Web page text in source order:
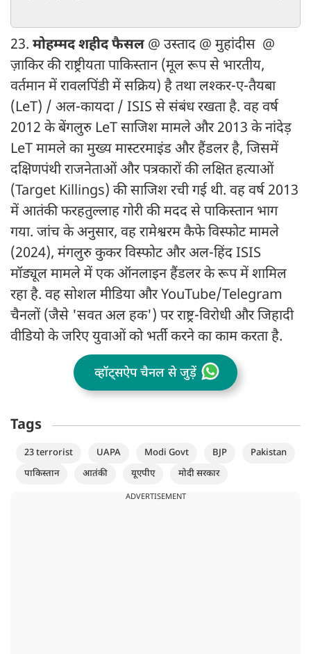
23. मोहम्मद शहीद फैसल @ उस्ताद @ मुहांदीस @
ज़ाकिर की राष्ट्रीयता पाकिस्तान (मूल रूप से भारतीय,
वर्तमान में रावलपिंडी में सक्रिय) है तथा लश्कर-ए-तैयबा
(LeT) / अल-कायदा / ISIS से संबंध रखता है. वह वर्ष
2012 के बेंगलुरु LeT साजिश मामले और 2013 के नांदेड़
LeT मामले का मुख्य मास्टरमाइंड और हैंडलर है, जिसमें
दक्षिणपंथी राजनेताओं और पत्रकारों की लक्षित हत्याओं
(Target Killings) की साजिश रची गई थी. वह वर्ष 2013
में आतंकी फरहतुल्लाह गोरी की मदद से पाकिस्तान भाग
गया. जांच के अनुसार, वह रामेश्वरम कैफे विस्फोट मामले
(2024), मंगलुरु कुकर विस्फोट और अल-हिंद ISIS
मॉड्यूल मामले में एक ऑनलाइन हैंडलर के रूप में शामिल
रहा है. वह सोशल मीडिया और YouTube/Telegram
चैनलों (जैसे 'सवत अल हक') पर राष्ट्र-विरोधी और जिहादी
वीडियो के जरिए युवाओं को भर्ती करने का काम करता है.
व्हॉट्सऐप चैनल से जुड़ें
Tags
23 terrorist UAPA Modi Govt BJP
Pakistan
पाकिस्तान
आतंकी यूएपीए मोदी सरकार
ADVERTISEMENT